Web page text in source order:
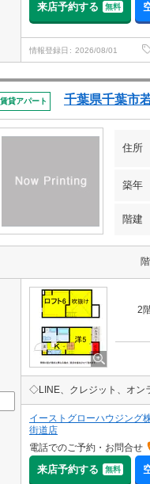
来店予約する 無料
情報登録日 2026/08/01
賃貸アパート 千葉県千葉市
住所
築年
階建
階
2
イーストグローハウジング
街道店
電話でのご予約・お問合せ
来店予約する 無料